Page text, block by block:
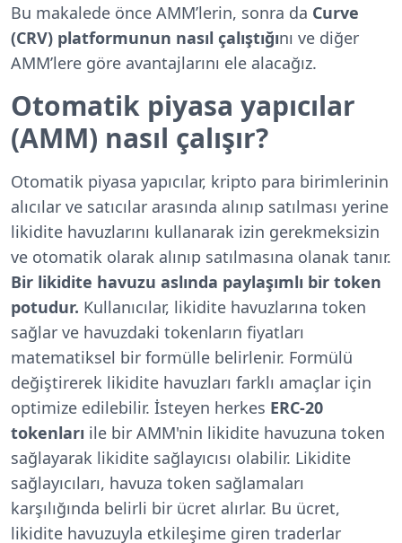
Bu makalede önce AMM’lerin, sonra da Curve
(CRV) platformunun nasıl çalıştığını ve diğer
AMM’lere göre avantajlarını ele alacağız.
Otomatik piyasa yapıcılar
(AMM) nasıl çalışır?
Otomatik piyasa yapıcılar, kripto para birimlerinin
alıcılar ve satıcılar arasında alınıp satılması yerine
likidite havuzlarını kullanarak izin gerekmeksizin
ve otomatik olarak alınıp satılmasına olanak tanır.
Bir likidite havuzu aslında paylaşımlı bir token
potudur. Kullanıcılar, likidite havuzlarına token
sağlar ve havuzdaki tokenların fiyatları
matematiksel bir formülle belirlenir. Formülü
değiştirerek likidite havuzları farklı amaçlar için
optimize edilebilir. İsteyen herkes ERC-20
tokenları ile bir AMM'nin likidite havuzuna token
sağlayarak likidite sağlayıcısı olabilir. Likidite
sağlayıcıları, havuza token sağlamaları
karşılığında belirli bir ücret alırlar. Bu ücret,
likidite havuzuyla etkileşime giren traderlar